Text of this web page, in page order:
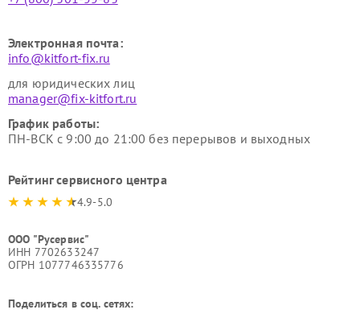
Электронная почта:
info@kitfort-fix.ru
для юридических лиц
manager@fix-kitfort.ru
График работы:
ПН-ВСК с 9:00 до 21:00 без перерывов и выходных
Рейтинг сервисного центра
4.9-5.0
ООО "Русервис"
ИНН 7702633247
ОГРН 1077746335776
Поделиться в соц. сетях: